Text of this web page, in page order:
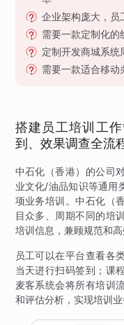
企业架构庞大，员
需要一款定制化的
定制开发商城系统
需要一款适合移动
搭建员工培训工
到、效果调查全流
中石化（香港）的公司
业文化/油品知识等通用
项业务培训。中石化（
目众多、周期不同的培
培训信息，兼顾规范和高
员工可以在平台查看各
当天进行扫码签到；课
麦客系统会将所有培训
和评估分析，实现培训业